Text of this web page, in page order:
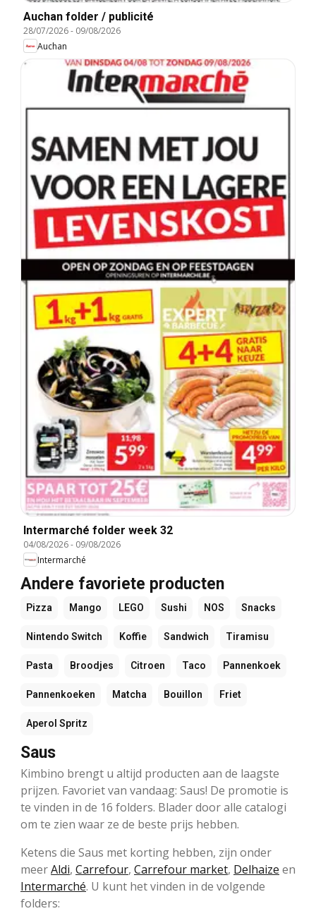
Auchan folder / publicité
28/07/2026- 09/08/2026
Auchan
Intermarché folder week 32
04/08/2026- 09/08/2026
Intermarché
Andere favoriete producten
Pizza Mango LEGO Sushi NOS Snacks
Nintendo Switch Koffie Sandwich Tiramisu
Pasta Broodjes Citroen Taco Pannenkoek
Pannenkoeken Matcha Bouillon Friet
Aperol Spritz
Saus
Kimbino brengt u altijd producten aan de laagste
prijzen. Favoriet van vandaag: Saus! De promotie is
te vinden in de 16 folders. Blader door alle catalogi
om te zien waar ze de beste prijs hebben.
Ketens die Saus met korting hebben, zijn onder
meerAldi, Carrefour, Carrefour market, Delhaize en
Intermarché. U kunt het vinden in de volgende
folders: